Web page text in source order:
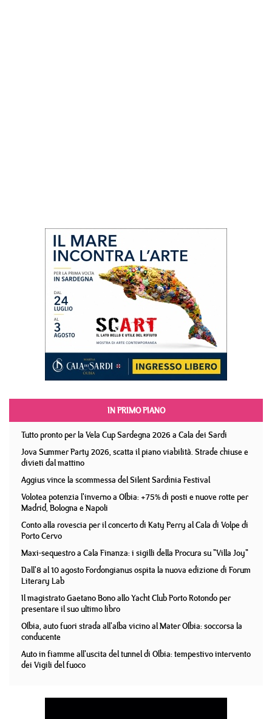
IN PRIMO PIANO
Tutto pronto per la Vela Cup Sardegna 2026 a Cala dei Sardi
Jova Summer Party 2026, scatta il piano viabilità. Strade chiuse e
divieti dal mattino
Aggius vince la scommessa del Silent Sardinia Festival
Volotea potenzia l'inverno a Olbia: +75% di posti e nuove rotte per
Madrid, Bologna e Napoli
Conto alla rovescia per il concerto di Katy Perry al Cala di Volpe di
Porto Cervo
Maxi-sequestro a Cala Finanza: i sigilli della Procura su "Villa Joy"
Dall'8 al 10 agosto Fordongianus ospita la nuova edizione di Forum
Literary Lab
Il magistrato Gaetano Bono allo Yacht Club Porto Rotondo per
presentare il suo ultimo libro
Olbia, auto fuori strada all'alba vicino al Mater Olbia: soccorsa la
conducente
Auto in fiamme all'uscita del tunnel di Olbia: tempestivo intervento
dei Vigili del fuoco